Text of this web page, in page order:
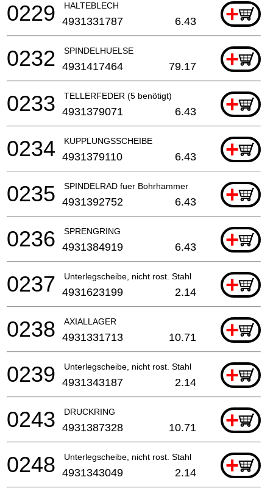
HALTEBLECH +
0229 4931331787 6.43
SPINDELHUELSE +
0232 4931417464 79.17
TELLERFEDER (5 benötigt) +
0233 4931379071 6.43
KUPPLUNGSSCHEIBE +
0234 4931379110 6.43
SPINDELRAD fuer Bohrhammer +
0235 4931392752 6.43
SPRENGRING +
0236 4931384919 6.43
Unterlegscheibe, nicht rost. Stahl +
0237 4931623199 2.14
AXIALLAGER +
0238 4931331713 10.71
Unterlegscheibe, nicht rost. Stahl +
0239 4931343187 2.14
DRUCKRING +
0243 4931387328 10.71
Unterlegscheibe, nicht rost. Stahl +
0248 4931343049 2.14